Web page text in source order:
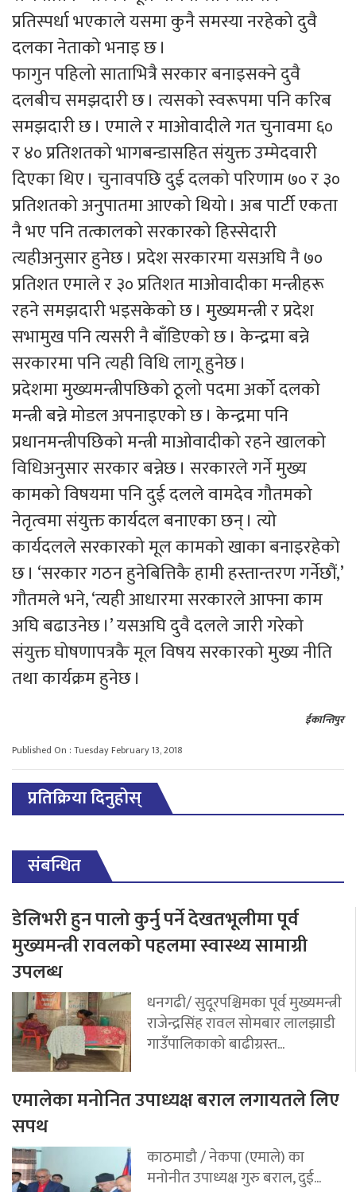
प्रतिस्पर्धा भएकाले यसमा कुनै समस्या नरहेको दुवै
दलका नेताको भनाइ छ ।
फागुन पहिलो साताभित्रै सरकार बनाइसक्ने दुवै
दलबीच समझदारी छ । त्यसको स्वरूपमा पनि करिब
समझदारी छ । एमाले र माओवादीले गत चुनावमा ६०
र ४० प्रतिशतको भागबन्डासहित संयुक्त उम्मेदवारी
दिएका थिए । चुनावपछि दुई दलको परिणाम ७० र ३०
प्रतिशतको अनुपातमा आएको थियो । अब पार्टी एकता
नै भए पनि तत्कालको सरकारको हिस्सेदारी
त्यहीअनुसार हुनेछ । प्रदेश सरकारमा यसअघि नै ७०
प्रतिशत एमाले र ३० प्रतिशत माओवादीका मन्त्रीहरू
रहने समझदारी भइसकेको छ । मुख्यमन्त्री र प्रदेश
सभामुख पनि त्यसरी नै बाँडिएको छ । केन्द्रमा बन्ने
सरकारमा पनि त्यही विधि लागू हुनेछ ।
प्रदेशमा मुख्यमन्त्रीपछिको ठूलो पदमा अर्को दलको
मन्त्री बन्ने मोडल अपनाइएको छ । केन्द्रमा पनि
प्रधानमन्त्रीपछिको मन्त्री माओवादीको रहने खालको
विधिअनुसार सरकार बन्नेछ । सरकारले गर्ने मुख्य
कामको विषयमा पनि दुई दलले वामदेव गौतमको
नेतृत्वमा संयुक्त कार्यदल बनाएका छन् । त्यो
कार्यदलले सरकारको मूल कामको खाका बनाइरहेको
छ । ‘सरकार गठन हुनेबित्तिकै हामी हस्तान्तरण गर्नेछौं,’
गौतमले भने, ‘त्यही आधारमा सरकारले आफ्ना काम
अघि बढाउनेछ ।’ यसअघि दुवै दलले जारी गरेको
संयुक्त घोषणापत्रकै मूल विषय सरकारको मुख्य नीति
तथा कार्यक्रम हुनेछ ।
ईकान्तिपुर
Published On : Tuesday February 13, 2018
प्रतिक्रिया दिनुहोस्
संबन्धित
डेलिभरी हुन पालो कुर्नु पर्ने देखतभूलीमा पूर्व
मुख्यमन्त्री रावलको पहलमा स्वास्थ्य सामाग्री
उपलब्ध
धनगढी/ सुदूरपश्चिमका पूर्व मुख्यमन्त्री
राजेन्द्रसिंह रावल सोमबार लालझाडी
गाउँपालिकाको बाढीग्रस्त...
एमालेका मनोनित उपाध्यक्ष बराल लगायतले लिए
सपथ
काठमाडौ / नेकपा (एमाले) का
मनोनीत उपाध्यक्ष गुरु बराल, दुई...